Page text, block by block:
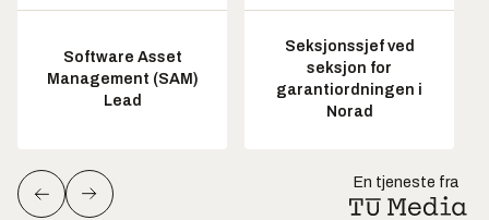
Software Asset
Management (SAM)
Lead
Seksjonssjef ved
seksjon for
garantiordningen i
Norad
En tjeneste fra